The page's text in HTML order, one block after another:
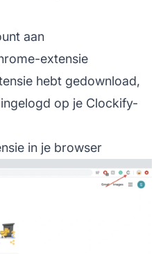
aan
extensie
hebt gedownload,
op je Clockify-
in je browser